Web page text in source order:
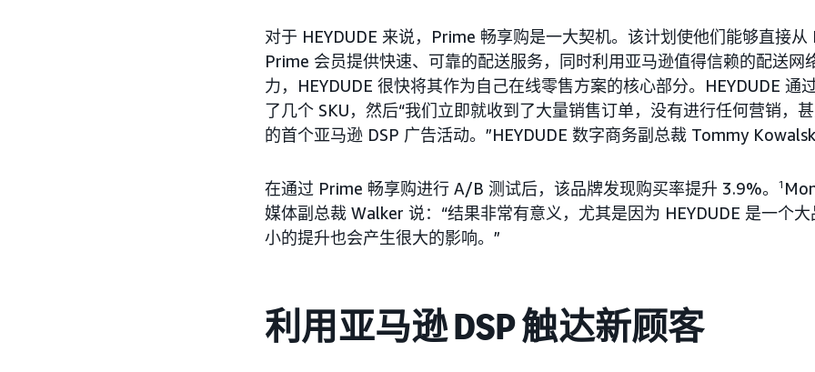
对于 HEYDUDE 来说，Prime 畅享购是一大契机。该计划使他们能够直接从
Prime 会员提供快速、可靠的配送服务，同时利用亚马逊值得信赖的配送网
力，HEYDUDE 很快将其作为自己在线零售方案的核心部分。HEYDUDE 通
了几个 SKU，然后“我们立即就收到了大量销售订单，没有进行任何营销，
的首个亚马逊 DSP 广告活动。”HEYDUDE 数字商务副总裁 Tommy
在通过 Prime 畅享购进行 A/B 测试后，该品牌发现购买率提升 3.9%。 1
媒体副总裁 Walker 说：“结果非常有意义，尤其是因为 HEYDUDE 是一个
小的提升也会产生很大的影响。”
利用亚马逊 DSP 触达新顾客